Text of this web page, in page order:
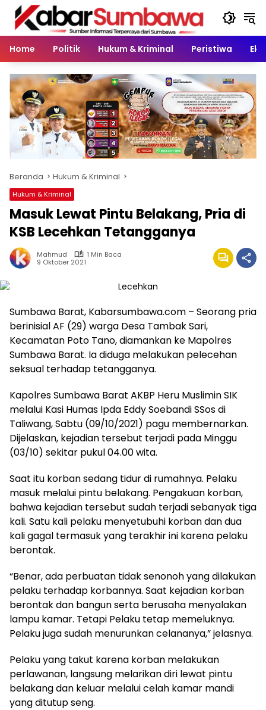
Langsung
konten
Home
Politik Hukum & Kriminal Peristiwa
Beranda Hukum & Kriminal
Hukum & Kriminal
Masuk Lewat Pintu Belakang, Pria di
KSB Lecehkan Tetangganya
Mahmud
1 Min Baca
9 Oktober 2021
Sumbawa Barat, Kabarsumbawa.com – Seorang pria
berinisial AF (29) warga Desa Tambak Sari,
Kecamatan Poto Tano, diamankan ke Mapolres
Sumbawa Barat. Ia diduga melakukan pelecehan
seksual terhadap tetangganya.
Kapolres Sumbawa Barat AKBP Heru Muslimin SIK
melalui Kasi Humas Ipda Eddy Soebandi SSos di
Taliwang, Sabtu (09/10/2021) pagu membernarkan.
Dijelaskan, kejadian tersebut terjadi pada Minggu
(03/10) sekitar pukul 04.00 wita.
Saat itu korban sedang tidur di rumahnya. Pelaku
masuk melalui pintu belakang. Pengakuan korban,
bahwa kejadian tersebut sudah terjadi sebanyak tiga
kali. Satu kali pelaku menyetubuhi korban dan dua
kali gagal termasuk yang terakhir ini karena pelaku
berontak.
“Benar, ada perbuatan tidak senonoh yang dilakukan
pelaku terhadap korbannya. Saat kejadian korban
berontak dan bangun serta berusaha menyalakan
lampu kamar. Tetapi Pelaku tetap memeluknya.
Pelaku juga sudah menurunkan celananya,” jelasnya.
Pelaku yang takut karena korban melakukan
perlawanan, langsung melarikan diri lewat pintu
belakang dan keluar melalui celah kamar mandi
yang ditutup seng.